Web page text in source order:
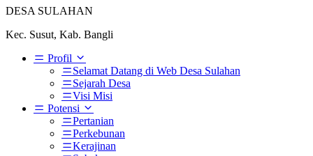
DESA SULAHAN
Kec. Susut, Kab. Bangli
Profil
Selamat Datang di Web Desa Sulahan
Sejarah Desa
Visi Misi
Potensi
Pertanian
Perkebunan
Kerajinan